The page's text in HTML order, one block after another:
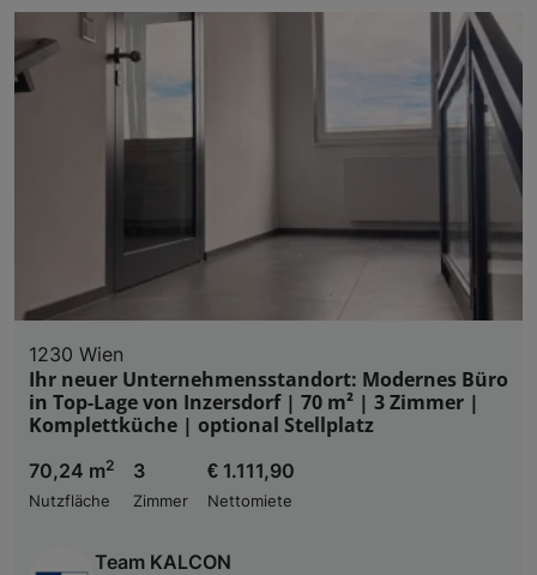
1230 Wien
Ihr neuer Unternehmensstandort: Modernes Büro
in Top-Lage von Inzersdorf | 70 m² | 3 Zimmer |
Komplettküche | optional Stellplatz
70,24 m2
Nutzfläche
3
Zimmer
€ 1.111,90
Nettomiete
Team KALCON
Verwendung genauer Standortdaten.
Zugriff auf Informationen auf einem Endgerät.
und der Performance von Inhalten,